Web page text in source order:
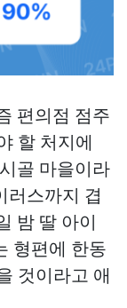
편의점 점주
할 처지에
골 마을이라
러스까지 겹
밤 딸 아이
형편에 한동
것이라고 애